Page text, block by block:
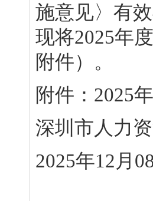
施意见〉有
现将2025年
附件）。
附件：2025
深圳市人力
2025年12月